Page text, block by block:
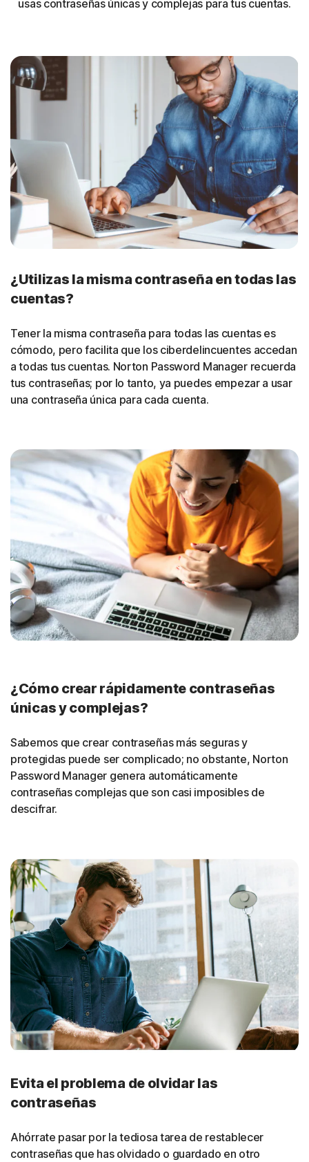
usas contraseñas únicas y complejas para tus cuentas.
¿Utilizas la misma contraseña en todas las
cuentas?
Tener la misma contraseña para todas las cuentas es
cómodo, pero facilita que los ciberdelincuentes accedan
a todas tus cuentas. Norton Password Manager recuerda
tus contraseñas; por lo tanto, ya puedes empezar a usar
una contraseña única para cada cuenta.
¿Cómo crear rápidamente contraseñas
únicas y complejas?
Sabemos que crear contraseñas más seguras y
protegidas puede ser complicado; no obstante, Norton
Password Manager genera automáticamente
contraseñas complejas que son casi imposibles de
descifrar.
Evita el problema de olvidar las
contraseñas
Ahórrate pasar por la tediosa tarea de restablecer
contraseñas que has olvidado o guardado en otro